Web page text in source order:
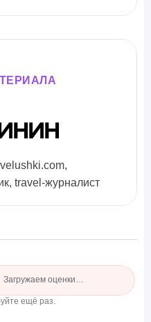
travel-журналист
Загружаем оценки…
ещё раз.